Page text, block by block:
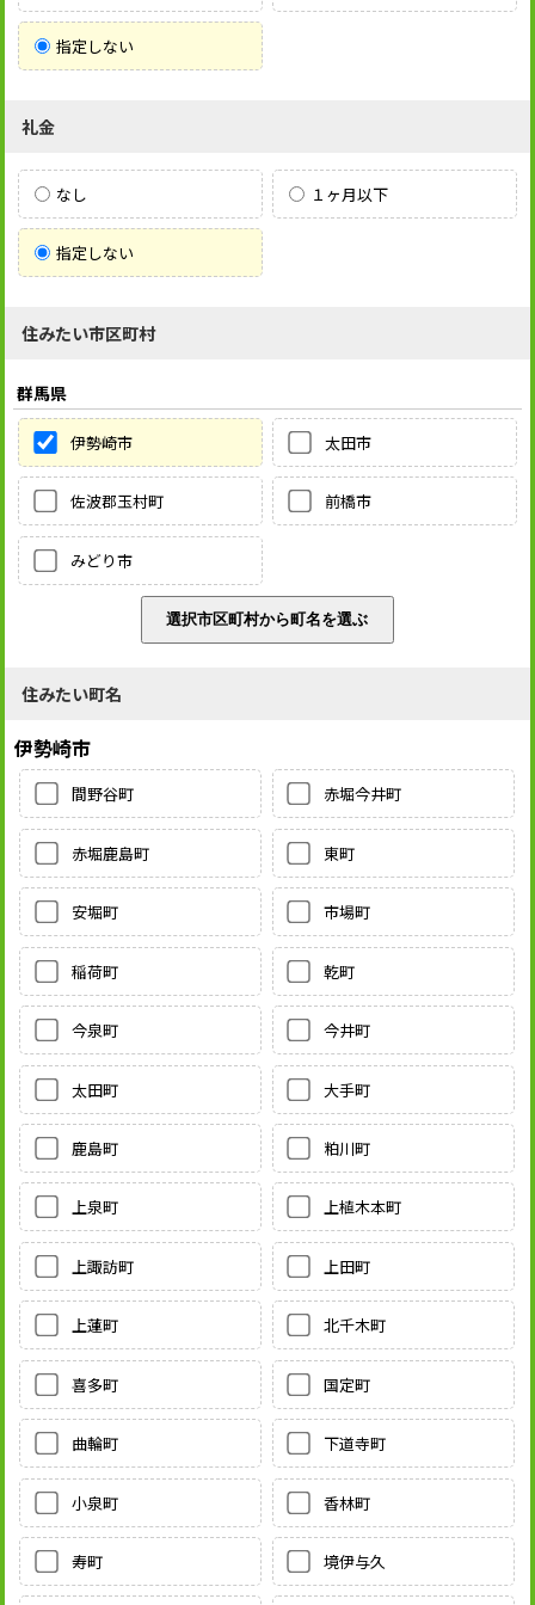
指定しない
礼金
なし １ヶ月以下
指定しない
住みたい市区町村
群馬県
伊勢崎市 太田市
佐波郡玉村町 前橋市
みどり市
住みたい町名
伊勢崎市
間野谷町 赤堀今井町
赤堀鹿島町 東町
安堀町 市場町
稲荷町 乾町
今泉町 今井町
太田町 大手町
鹿島町 粕川町
上泉町 上植木本町
上諏訪町 上田町
上蓮町 北千木町
喜多町 国定町
曲輪町 下道寺町
小泉町 香林町
寿町 境伊与久